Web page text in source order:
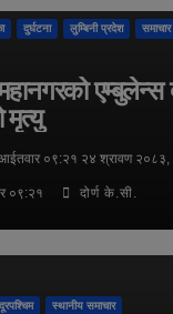
दुर्घटना लुम्बिनी प्रदेश समाचार
एम्बुलेन्स
मृत्यु
०९:२१ २४ श्रावण
०९:२१ दोर्ण के.सी.
स्थानीय समाचार